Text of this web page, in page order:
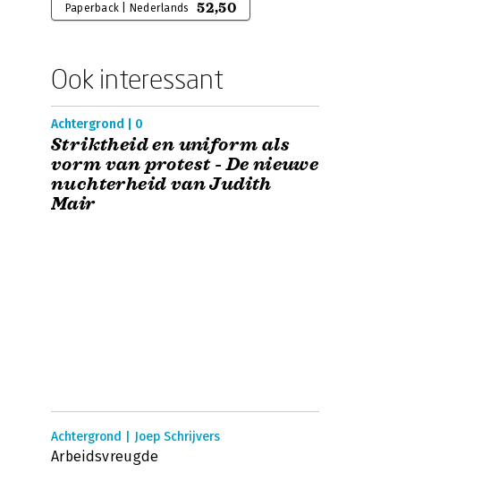
Paperback | Nederlands 52,50
Ook interessant
Achtergrond | 0
Striktheid en uniform als
vorm van protest - De nieuwe
nuchterheid van Judith
Mair
Achtergrond | Joep Schrijvers
Arbeidsvreugde